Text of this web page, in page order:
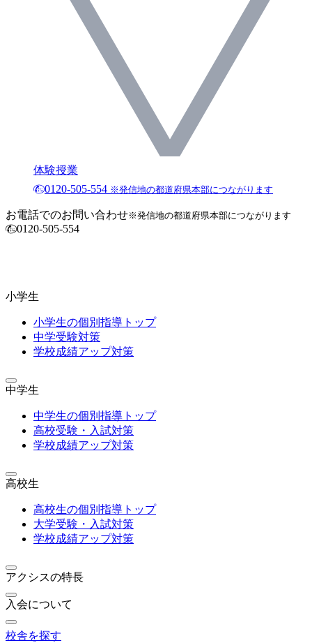
体験授業
0120-505-554 ※発信地の都道府県本部につながります
お電話でのお問い合わせ※発信地の都道府県本部につながります
0120-505-554
小学生
小学生の個別指導トップ
中学受験対策
学校成績アップ対策
中学生
中学生の個別指導トップ
高校受験・入試対策
学校成績アップ対策
高校生
高校生の個別指導トップ
大学受験・入試対策
学校成績アップ対策
アクシスの特長
入会について
校舎を探す